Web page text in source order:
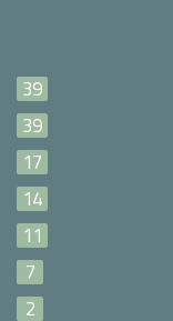
39
39
17
14
11
7
2